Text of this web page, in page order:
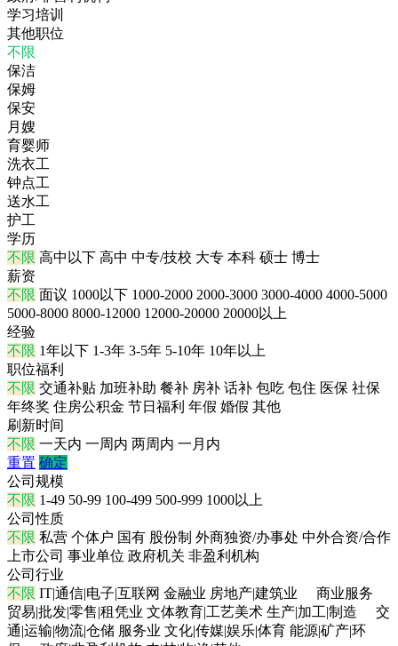
学习培训
其他职位
不限
保洁
保姆
保安
月嫂
育婴师
洗衣工
钟点工
送水工
护工
学历
不限 高中以下 高中 中专/技校 大专 本科 硕士 博士
薪资
不限 面议 1000以下 1000-2000 2000-3000 3000-4000 4000-5000
5000-8000 8000-12000 12000-20000 20000以上
经验
不限 1年以下 1-3年 3-5年 5-10年 10年以上
职位福利
不限 交通补贴 加班补助 餐补 房补 话补 包吃 包住 医保 社保
年终奖 住房公积金 节日福利 年假 婚假 其他
刷新时间
不限 一天内 一周内 两周内 一月内
重置 确定
公司规模
不限 1-49 50-99 100-499 500-999 1000以上
公司性质
不限 私营 个体户 国有 股份制 外商独资/办事处 中外合资/合作
上市公司 事业单位 政府机关 非盈利机构
公司行业
不限 IT|通信|电子|互联网 金融业 房地产|建筑业
商业服务
贸易|批发|零售|租凭业 文体教育|工艺美术 生产|加工|制造
交
通|运输|物流|仓储 服务业 文化|传媒|娱乐|体育 能源|矿产|环